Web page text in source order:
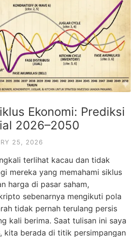
Ekonomi: Prediksi
2026–2050
25, 2026
terlihat kacau dan tidak
mereka yang memahami siklus
harga di pasar saham,
sebenarnya mengikuti pola
tidak pernah terulang persis
kali berima. Saat tulisan ini saya
kita berada di titik persimpangan